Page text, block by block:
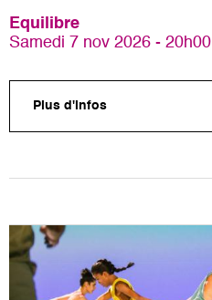
Equilibre
Samedi 7 nov 2026 - 20h00
Plus d'infos